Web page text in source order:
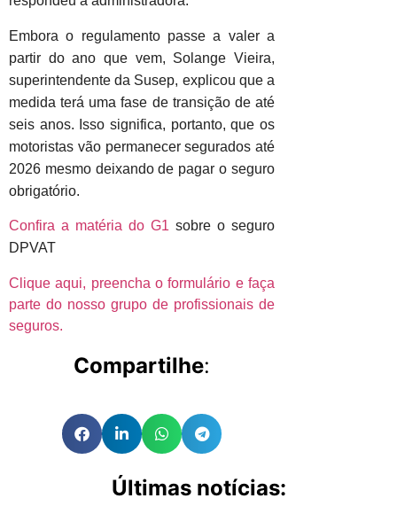
Embora o regulamento passe a valer a
partir do ano que vem, Solange Vieira,
superintendente da Susep, explicou que a
medida terá uma fase de transição de até
seis anos. Isso significa, portanto, que os
motoristas vão permanecer segurados até
2026 mesmo deixando de pagar o seguro
obrigatório.
Confira a matéria do G1 sobre o seguro
DPVAT
Clique aqui, preencha o formulário e faça
parte do nosso grupo de profissionais de
seguros.
Compartilhe:
Últimas notícias: